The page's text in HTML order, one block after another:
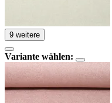
9 weitere
Variante wählen: